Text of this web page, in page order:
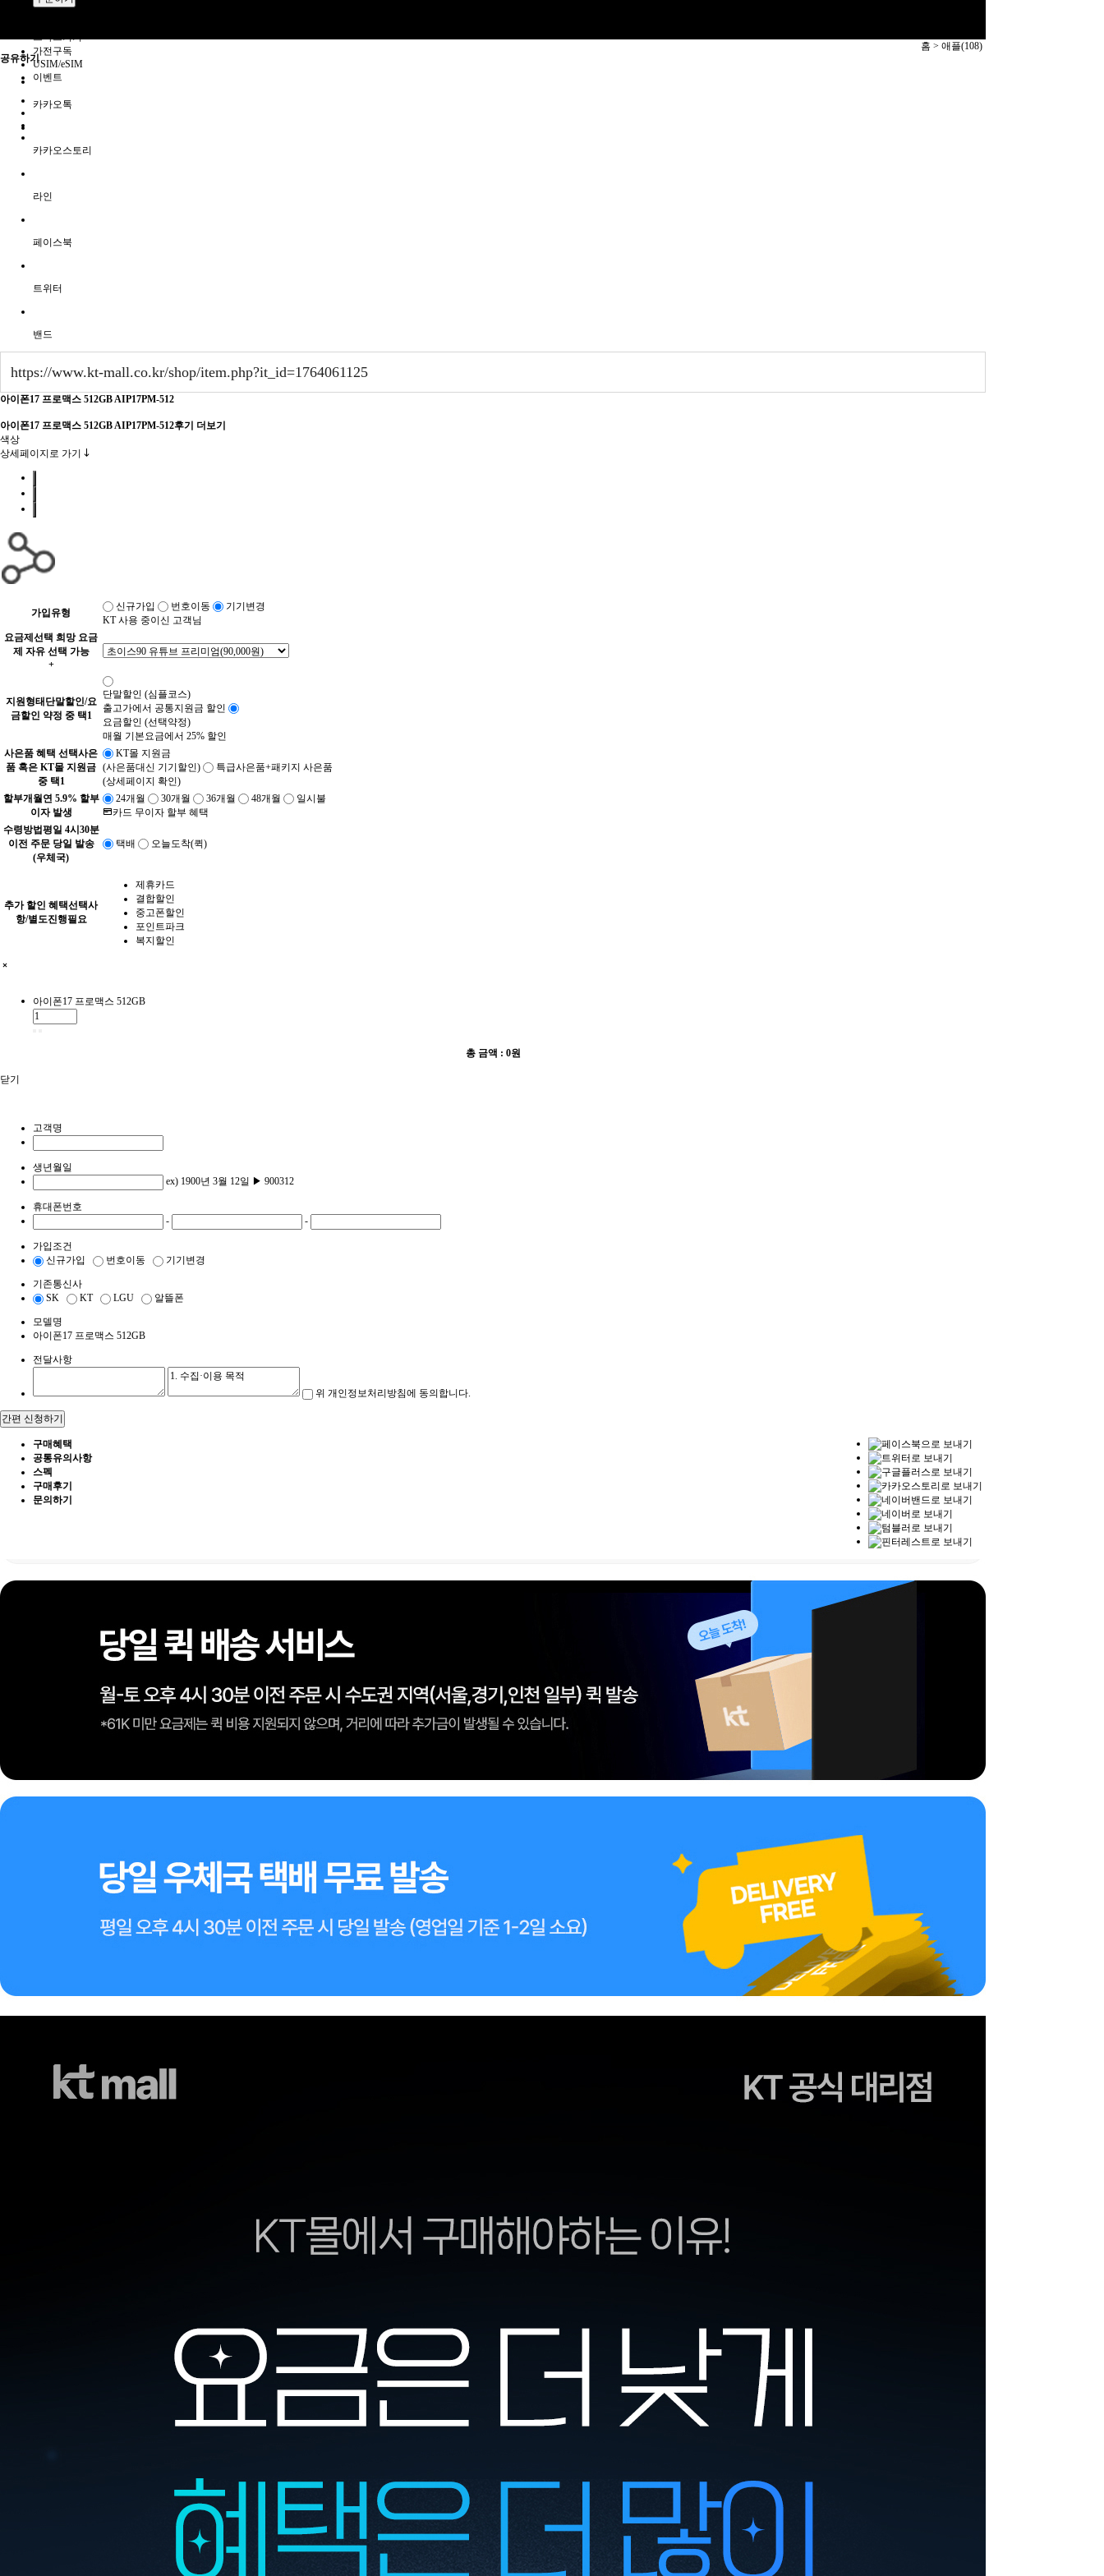
애플
스마트기기
가전구독
USIM/eSIM
이벤트
홈 >애플(108)
공유하기
카카오톡
카카오스토리
라인
페이스북
트위터
밴드
아이폰17 프로맥스 512GBAIP17PM-512
아이폰17 프로맥스 512GBAIP17PM-512후기 더보기
색상
상세페이지로 가기
가입유형
신규가입 번호이동
기기변경
KT 사용 중이신 고객님
요금제선택 희망 요금
제 자유 선택 가능
+
지원형태 단말할인/요
금할인 약정 중 택1
단말할인 (심플코스)
출고가에서 공통지원금 할인
요금할인 (선택약정)
매월 기본요금에서 25% 할인
사은품 혜택 선택사은
품 혹은 KT몰 지원금
중 택1
KT몰 지원금
(사은품대신 기기할인)
특급사은품+패키지 사은품
(상세페이지 확인)
할부개월연 5.9% 할부
이자 발생
24개월 30개월 36개월 48개월
일시불
카드 무이자 할부 혜택
수령방법평일 4시30분
이전 주문 당일 발송
(우체국)
택배 오늘도착(퀵)
추가 할인 혜택선택사
항/별도진행필요
제휴카드
결합할인
중고폰할인
포인트파크
복지할인
아이폰17 프로맥스 512GB
총 금액 : 0원
닫기
고객명
생년월일
ex) 1900년 3월 12일 ▶ 900312
휴대폰번호
-
-
가입조건
신규가입
번호이동 기기변경
기존통신사
SK
KT LGU 알뜰폰
모델명
아이폰17 프로맥스 512GB
전달사항
위 개인정보처리방침에 동의합니다.
간편 신청하기
구매혜택
공통유의사항
스펙
구매후기
문의하기